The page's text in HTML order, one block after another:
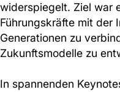
widerspiegelt. Ziel war
Führungskräfte mit der
Generationen zu
Zukunftsmodelle zu
In spannenden